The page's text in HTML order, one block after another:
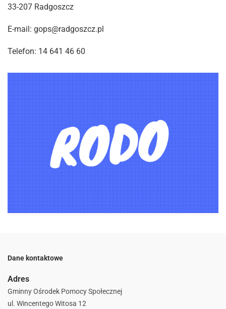
33-207 Radgoszcz
E-mail: gops@radgoszcz.pl
Telefon: 14 641 46 60
Dane kontaktowe
Adres
Gminny Ośrodek Pomocy Społecznej
ul. Wincentego Witosa 12